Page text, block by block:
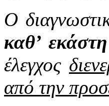
Ο
καθ’
έλεγχος
από την